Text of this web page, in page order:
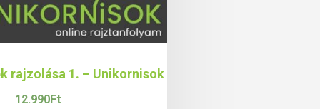
rajzolása 1. – Unikornisok
12.990Ft